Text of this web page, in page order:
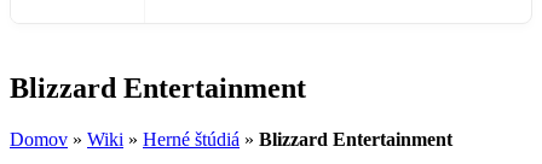
Blizzard Entertainment
Domov » Wiki » Herné štúdiá » Blizzard Entertainment